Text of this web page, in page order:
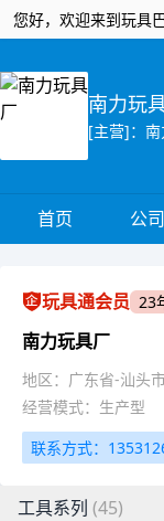
您好，欢迎来到玩具巴
南力玩
首页 公
玩具通会员 23
南力玩具厂
地区：广东省-汕头
经营模式：生产型
联系方式：
工具系列 (45)